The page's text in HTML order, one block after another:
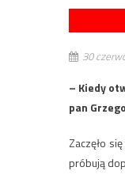
30
– Kiedy
pan
Zaczęło
próbują